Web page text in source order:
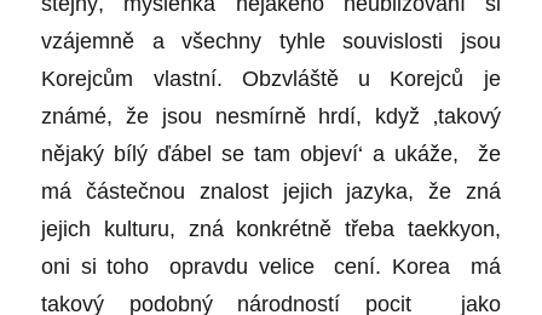
vzájemně a všechny tyhle souvislosti jsou
Korejcům vlastní. Obzvláště u Korejců je
známé, že jsou nesmírně hrdí, když ‚takový
nějaký bílý ďábel se tam objeví‘ a ukáže, že
má částečnou znalost jejich jazyka, že zná
jejich kulturu, zná konkrétně třeba taekkyon,
oni si toho opravdu velice cení. Korea má
takový podobný národností pocit jako